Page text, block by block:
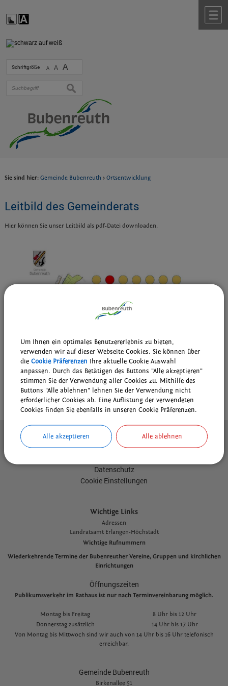
Schriftgröße A A A
suchen
Sie sind hier: Gemeinde Bubenreuth > Ortsentwicklung
Leitbild des Gemeinderats
Hier können Sie unser Leitbild als pdf-Datei downloaden.
Kontakt
Inhaltsverzeichnis
Datenschutz
Cookie Einstellungen
Wichtige Links
Adressen
Landratsamt Erlangen-Höchstadt
Wichtige Rufnummern
Wiederkehrende Termine der Bubenreuther Vereine, Gruppen und kirchlichen
Einrichtungen
Öffnungszeiten
Publikumsverkehr im Rathaus ist nur nach Terminvereinbarung möglich.
Montag bis Freitag
8 Uhr bis 12 Uhr
Donnerstag zusätzlich
14 Uhr bis 17 Uhr
Von Montag bis Mittwoch sind wir auch von 14 Uhr bis 16 Uhr telefonisch
erreichbar.
Gemeinde Bubenreuth
Birkenallee 51
Um Ihnen ein optimales Benutzererlebnis zu bieten,
verwenden wir auf dieser Webseite Cookies. Sie können über
die Cookie Präferenzen Ihre aktuelle Cookie Auswahl
anpassen. Durch das Betätigen des Buttons "Alle akzeptieren"
stimmen Sie der Verwendung aller Cookies zu. Mithilfe des
Buttons "Alle ablehnen" lehnen Sie der Verwendung nicht
erforderlicher Cookies ab. Eine Auflistung der verwendeten
Cookies finden Sie ebenfalls in unseren Cookie Präferenzen.
Alle akzeptieren Alle ablehnen